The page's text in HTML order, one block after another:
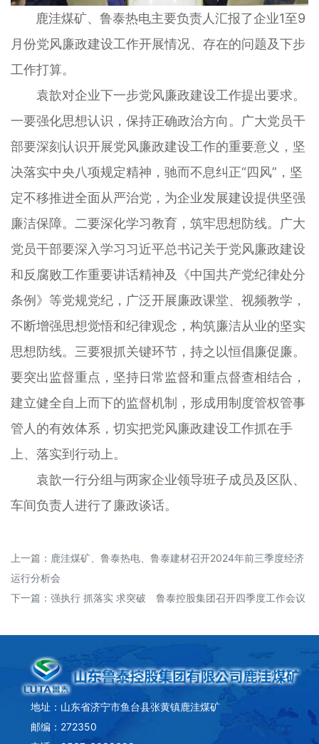
鹿洼煤矿、鲁泰热电主要负责人汇报了企业1至9
月份党风廉政建设工作开展情况、存在的问题及下步
工作打算。
袁歆对企业下一步党风廉政建设工作提出要求。
一要强化思想认识，保持正确政治方向。广大党员干
部要深刻认识开展党风廉政建设工作的重要意义，坚
决落实中央八项规定精神，驰而不息纠正“四风”，坚
定不移推进全面从严治党，为企业发展建设提供坚强
廉洁保障。二要深化学习教育，筑牢思想防线。广大
党员干部要深入学习习近平总书记关于党风廉政建设
和反腐败工作重要讲话精神及《中国共产党纪律处分
条例》等党规党纪，广泛开展廉政课堂、视频教学，
不断增强思想觉悟和纪律观念，构筑廉洁从业的坚实
思想防线。三要狠抓关键环节，持之以恒倡廉促廉。
要突出监督重点，坚持日常监督和重点督查相结合，
建立健全自上而下的监督机制，形成用制度管权管事
管人的有效体系，切实把党风廉政建设工作抓在手
上、落实到行动上。
袁歆一行分组与两家企业领导班子成员及区队、
车间负责人进行了廉政谈话。
上一篇： 鹿洼煤矿、鲁泰热电、鲁泰建材召开2024年前三季度经济
运行分析会
下一篇： 强执行 抓落实 求突破 鲁泰控股集团召开四季度工作会议
地址：山东省济宁市鱼台县张黄镇鹿洼煤矿
邮编：272350